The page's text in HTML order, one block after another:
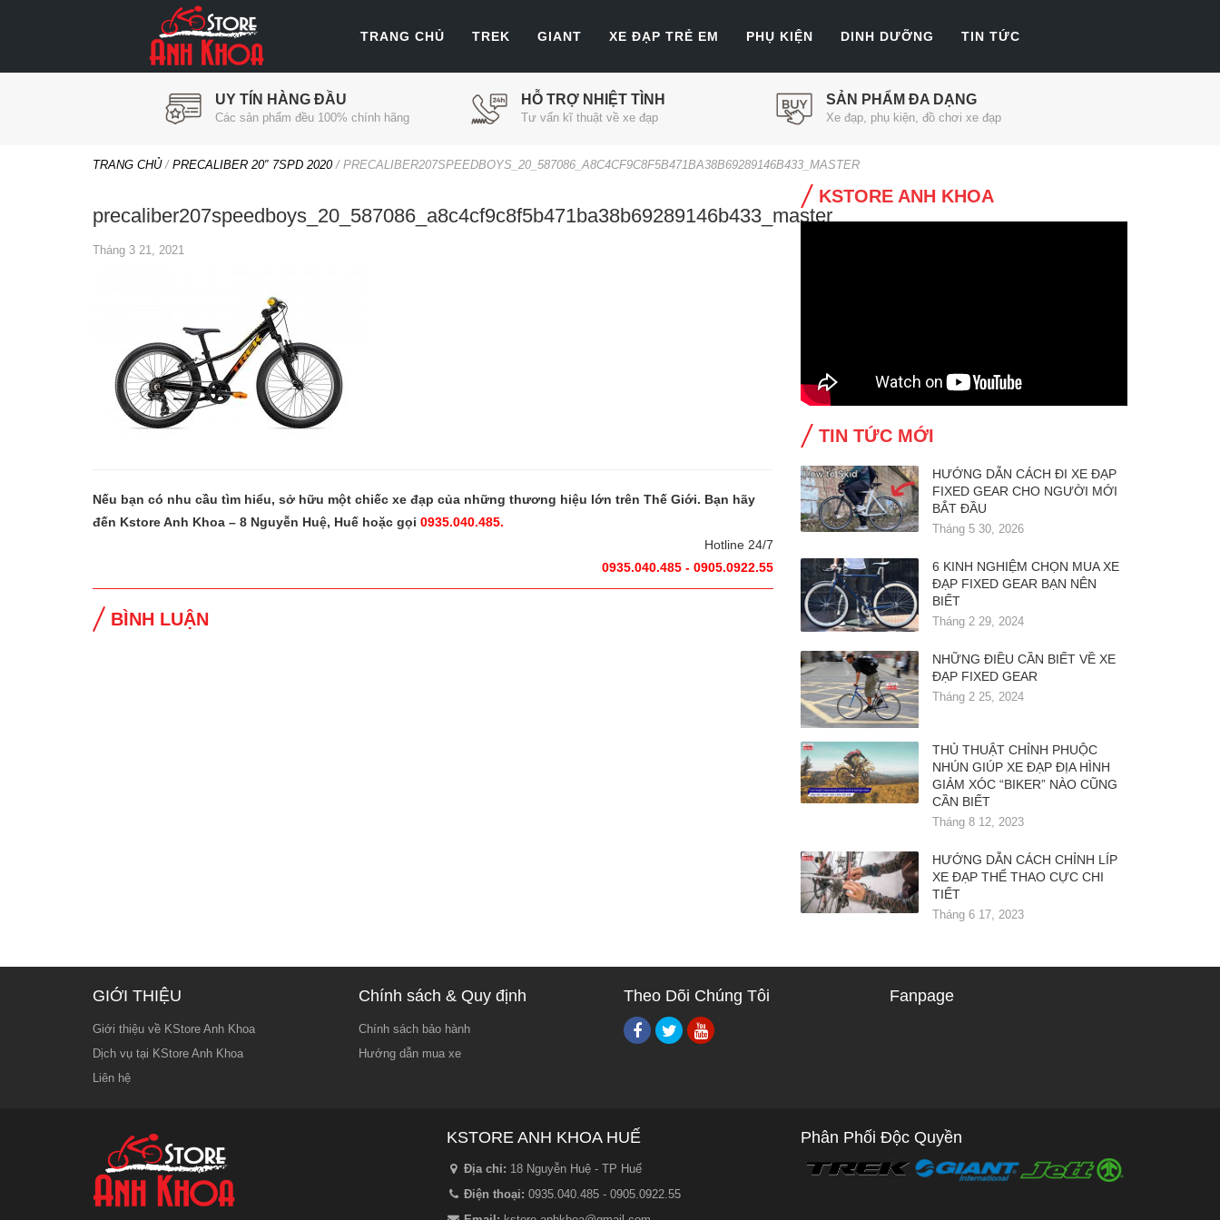
TRANG CHỦ TREK GIANT XE ĐẠP TRẺ EM PHỤ KIỆN DINH DƯỠNG TIN TỨC
UY TÍN HÀNG ĐẦU
Các sản phẩm đều 100% chính hãng
HỖ TRỢ NHIỆT TÌNH
Tư vấn kĩ thuật về xe đạp
SẢN PHẨM ĐA DẠNG
Xe đạp, phụ kiện, đồ chơi xe đạp
TRANG CHỦ/ PRECALIBER 20″ 7SPD 2020/ PRECALIBER207SPEEDBOYS_20_587086_A8C4CF9C8F5B471BA38B69289146B433_MASTER
precaliber207speedboys_20_587086_a8c4cf9c8f5b471ba38b69289146b433_master
Tháng 3 21, 2021
Nếu bạn có nhu cầu tìm hiểu, sở hữu một chiếc xe đạp của những thương hiệu lớn trên Thế Giới. Bạn hãy
đến Kstore Anh Khoa – 8 Nguyễn Huệ, Huế hoặc gọi 0935.040.485.
Hotline 24/7
0935.040.485 - 0905.0922.55
BÌNH LUẬN
KSTORE ANH KHOA
TIN TỨC MỚI
HƯỚNG DẪN CÁCH ĐI XE ĐẠP
FIXED GEAR CHO NGƯỜI MỚI
BẮT ĐẦU
Tháng 5 30, 2026
6 KINH NGHIỆM CHỌN MUA XE
ĐẠP FIXED GEAR BẠN NÊN
BIẾT
Tháng 2 29, 2024
NHỮNG ĐIỀU CẦN BIẾT VỀ XE
ĐẠP FIXED GEAR
Tháng 2 25, 2024
THỦ THUẬT CHỈNH PHUỘC
NHÚN GIÚP XE ĐẠP ĐỊA HÌNH
GIẢM XÓC “BIKER” NÀO CŨNG
CẦN BIẾT
Tháng 8 12, 2023
HƯỚNG DẪN CÁCH CHỈNH LÍP
XE ĐẠP THỂ THAO CỰC CHI
TIẾT
Tháng 6 17, 2023
GIỚI THIỆU
Giới thiệu về KStore Anh Khoa
Dịch vụ tại KStore Anh Khoa
Liên hệ
Chính sách & Quy định
Chính sách bảo hành
Hướng dẫn mua xe
Theo Dõi Chúng Tôi Fanpage
KSTORE ANH KHOA HUẾ
Địa chỉ: 18 Nguyễn Huệ - TP Huế
Điện thoại: 0935.040.485 - 0905.0922.55
Phân Phối Độc Quyền